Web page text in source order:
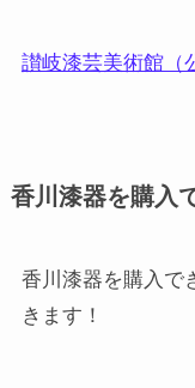
讃岐漆芸美術館（
香川漆器を購入
香川漆器を購入で
きます！